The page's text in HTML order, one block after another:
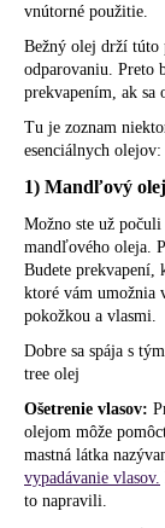
vnútorné použitie.
Bežný olej drží túto
odparovaniu. Preto
prekvapením, ak sa
Tu je zoznam
esenciálnych olejov:
1) Mandľový olej
Možno ste už počuli
mandľového oleja.
Budete prekvapení,
ktoré vám umožnia
pokožkou a vlasmi.
Dobre sa spája s
tree olej
Ošetrenie vlasov:
olejom môže
mastná látka
vypadávanie vlasov.
to napravili.